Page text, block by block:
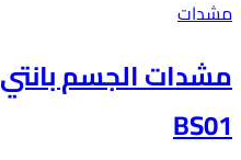
مشدات
مشدات الجسم بانتي
BS01